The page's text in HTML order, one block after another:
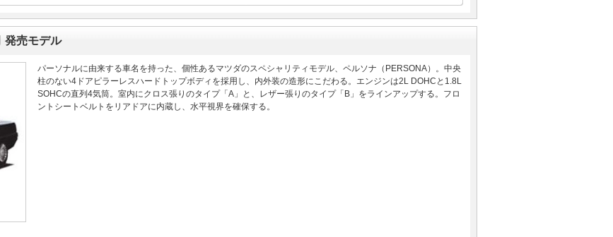
発売モデル
パーソナルに由来する車名を持った、個性あるマツダのスペシャリティモデル、ペルソナ（PERSONA）。中央
柱のない4ドアピラーレスハードトップボディを採用し、内外装の造形にこだわる。エンジンは2L DOHCと1.8L
SOHCの直列4気筒。室内にクロス張りのタイプ「A」と、レザー張りのタイプ「B」をラインアップする。フロ
ントシートベルトをリアドアに内蔵し、水平視界を確保する。